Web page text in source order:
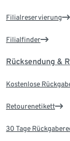
Filialreservierung
Filialfinder
Rücksendung &
Kostenlose
Retourenetikett
30 Tage